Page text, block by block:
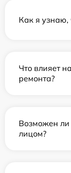
Как я узнаю,
Что влияет
ремонта?
Возможен ли
лицом?